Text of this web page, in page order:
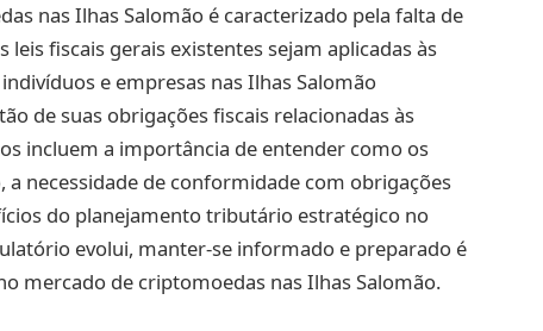
nas Ilhas Salomão é caracterizado pela falta de
leis fiscais gerais existentes sejam aplicadas às
e empresas nas Ilhas Salomão
de suas obrigações fiscais relacionadas às
incluem a importância de entender como os
necessidade de conformidade com obrigações
do planejamento tributário estratégico no
evolui, manter-se informado e preparado é
mercado de criptomoedas nas Ilhas Salomão.